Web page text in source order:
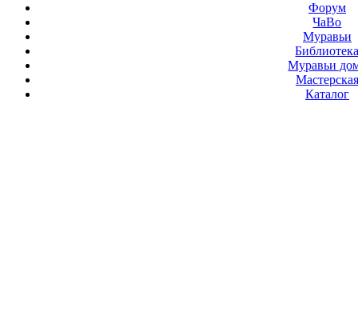
Форум
ЧаВо
Муравьи
Муравьи
Мастерская
Каталог